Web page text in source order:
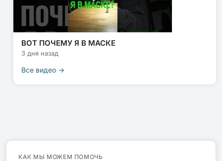
ВОТ ПОЧЕМУ Я В МАСКЕ
3 дня назад
Все видео →
КАК МЫ МОЖЕМ ПОМОЧЬ